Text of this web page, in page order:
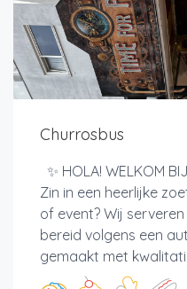
Churrosbus
✨ HOLA! WELKOM
Zin in een heerlijke
of event? Wij
bereid volgens een
gemaakt met